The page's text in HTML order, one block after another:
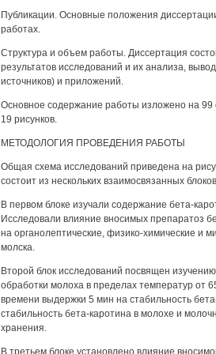
Публикации. Основные положения
работах.
Структура и объем работы. Диссертация
результатов исследований и их анализа,
источников) и приложений.
Основное содержание работы изложено на 99
19 рисунков.
МЕТОДОЛОГИЯ ПРОВЕДЕНИЯ РАБОТЫ
Общая схема исследований приведена на
состоит из нескольких взаимосвязанных
В первом блоке изучали содержание бета-
Исследовали влияние вносимых препаратоз
на органолептические, физико-химические и
молска.
Второй блок исследований посвящен
обработки молоха в пределах температур от
времени выдержки 5 мин на стабильность
стабильность бета-каротина в молохе и
хранения.
В третьем блоке установлено влияние